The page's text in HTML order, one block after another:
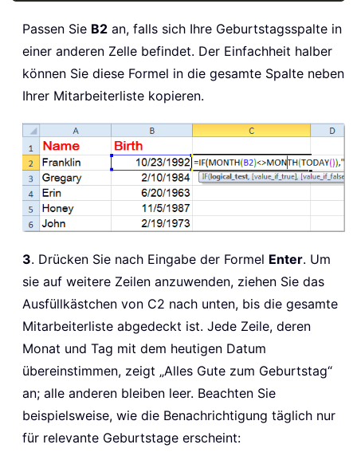
Passen Sie B2 an, falls sich Ihre Geburtstagsspalte in
einer anderen Zelle befindet. Der Einfachheit halber
können Sie diese Formel in die gesamte Spalte neben
Ihrer Mitarbeiterliste kopieren.
3. Drücken Sie nach Eingabe der Formel Enter. Um
sie auf weitere Zeilen anzuwenden, ziehen Sie das
Ausfüllkästchen von C2 nach unten, bis die gesamte
Mitarbeiterliste abgedeckt ist. Jede Zeile, deren
Monat und Tag mit dem heutigen Datum
übereinstimmen, zeigt „Alles Gute zum Geburtstag“
an; alle anderen bleiben leer. Beachten Sie
beispielsweise, wie die Benachrichtigung täglich nur
für relevante Geburtstage erscheint: